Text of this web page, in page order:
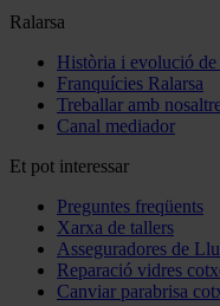
Ralarsa
Història i evolució de
Franquícies Ralarsa
Treballar amb
Canal mediador
Et pot interessar
Preguntes freqüents
Xarxa de tallers
Asseguradores de
Reparació vidres
Canviar parabrisa